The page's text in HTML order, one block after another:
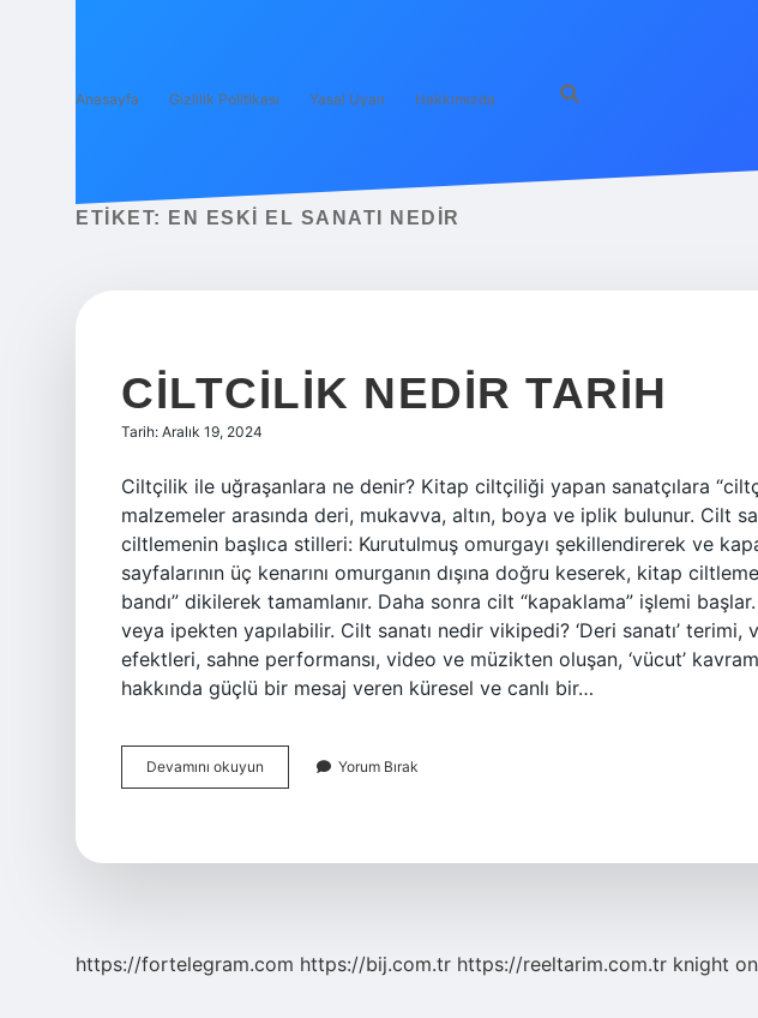
Anasayfa Gizlilik Politikası Yasal Uyarı Hakkımızda
ETIKET: EN ESKI EL SANATI NEDIR
CILTCILIK NEDIR TARIH
Tarih: Aralık 19, 2024
Ciltçilik ile uğraşanlara ne denir? Kitap ciltçiliği yapan sanatçılara
malzemeler arasında deri, mukavva, altın, boya ve iplik bulunur. Cilt
ciltlemenin başlıca stilleri: Kurutulmuş omurgayı şekillendirerek ve
sayfalarının üç kenarını omurganın dışına doğru keserek, kitap
bandı” dikilerek tamamlanır. Daha sonra cilt “kapaklama” işlemi
veya ipekten yapılabilir. Cilt sanatı nedir vikipedi? ‘Deri sanatı’ terimi,
efektleri, sahne performansı, video ve müzikten oluşan, ‘vücut’
hakkında güçlü bir mesaj veren küresel ve canlı bir…
Devamını okuyun
Nedir
Yorum Bırak
https://fortelegram.com https://bij.com.tr https://reeltarim.com.tr knight